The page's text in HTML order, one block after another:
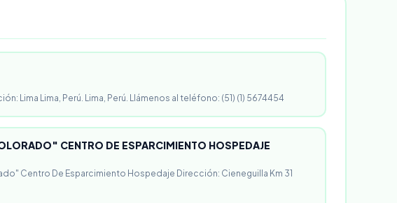
Lima Lima, Perú. Lima, Perú. Llámenos al teléfono: (51) (1) 5674454
CENTRO DE ESPARCIMIENTO HOSPEDAJE
Centro De Esparcimiento Hospedaje Dirección: Cieneguilla Km 31